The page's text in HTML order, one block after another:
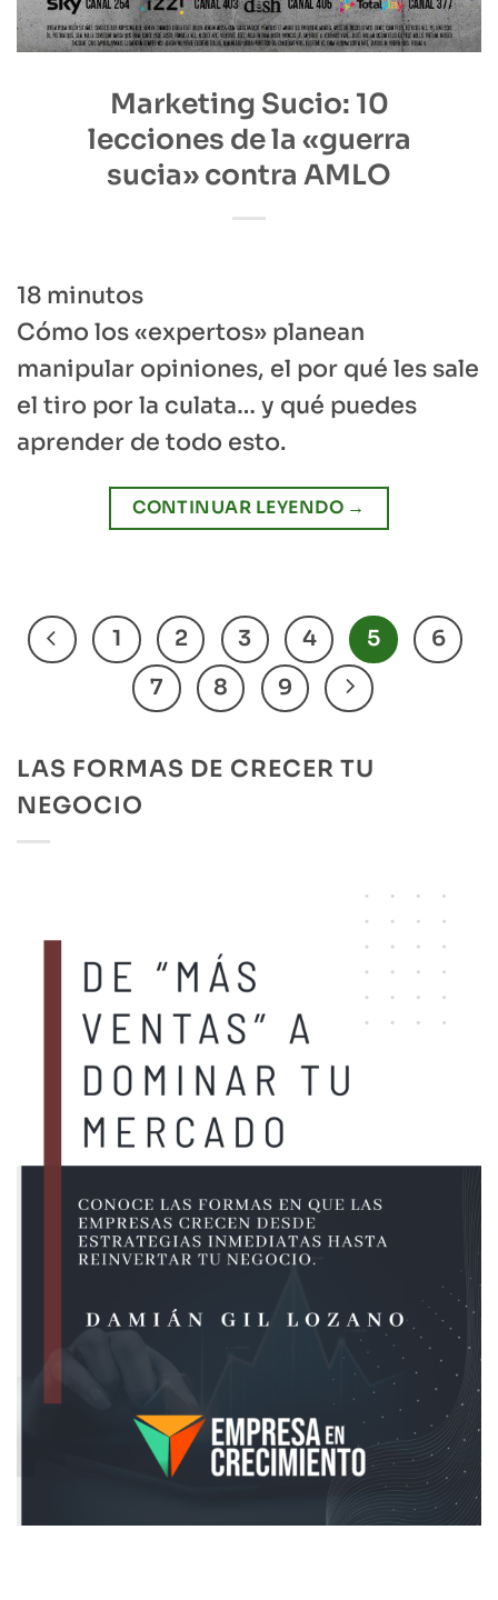
Marketing Sucio: 10
lecciones de la «guerra
sucia» contra AMLO
18 minutos
Cómo los «expertos» planean
manipular opiniones, el por qué les sale
el tiro por la culata… y qué puedes
aprender de todo esto.
CONTINUAR LEYENDO →
1 2 3 4 5
6
7
8 9
LAS FORMAS DE CRECER TU
NEGOCIO